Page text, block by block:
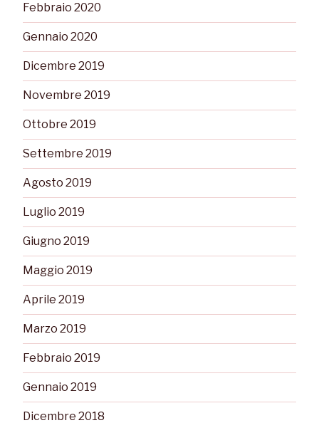
Febbraio 2020
Gennaio 2020
Dicembre 2019
Novembre 2019
Ottobre 2019
Settembre 2019
Agosto 2019
Luglio 2019
Giugno 2019
Maggio 2019
Aprile 2019
Marzo 2019
Febbraio 2019
Gennaio 2019
Dicembre 2018